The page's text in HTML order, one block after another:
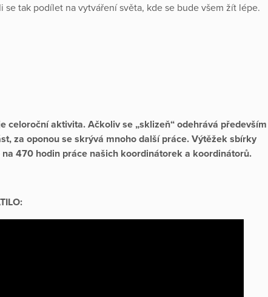
tak podílet na vytváření světa, kde se bude všem žít lépe.
celoroční aktivita. Ačkoliv se „sklizeň“ odehrává především
za oponou se skrývá mnoho další práce. Výtěžek sbírky
470 hodin práce našich koordinátorek a koordinátorů.